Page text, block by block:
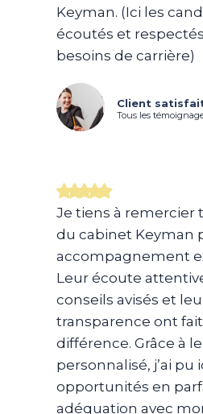
Keyman. (Ici les
écoutés et
besoins de carrière)
Client
Tous les
Je tiens à remercier
du cabinet Keyman
accompagnement
Leur écoute
conseils avisés et
transparence ont
différence. Grâce à
personnalisé, j’ai pu
opportunités en
adéquation avec